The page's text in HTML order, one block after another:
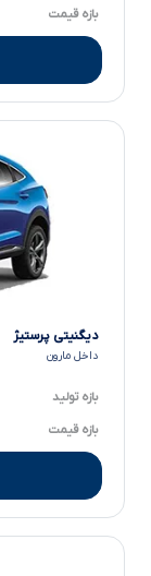
بازه قیمت
دیگنیتی پرستیژ
داخل مارون
بازه تولید
بازه قیمت